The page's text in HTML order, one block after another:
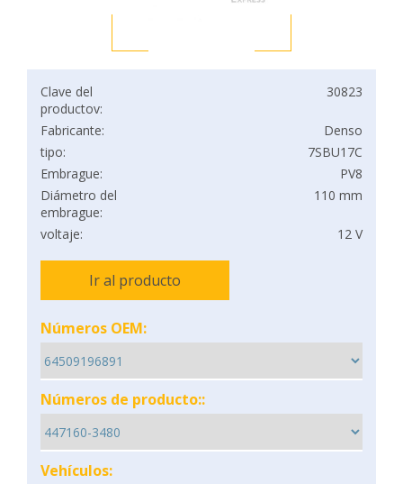
Clave del
productov:
30823
Fabricante:
Denso
tipo:
7SBU17C
Embrague:
PV8
Diámetro del
embrague:
110 mm
voltaje: 12 V
Ir al producto
Números OEM:
Números de producto::
Vehículos: